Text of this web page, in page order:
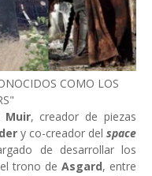
COMO LOS
Muir, creador de piezas
y co-creador delspace
de desarrollar los
trono deAsgard, entre